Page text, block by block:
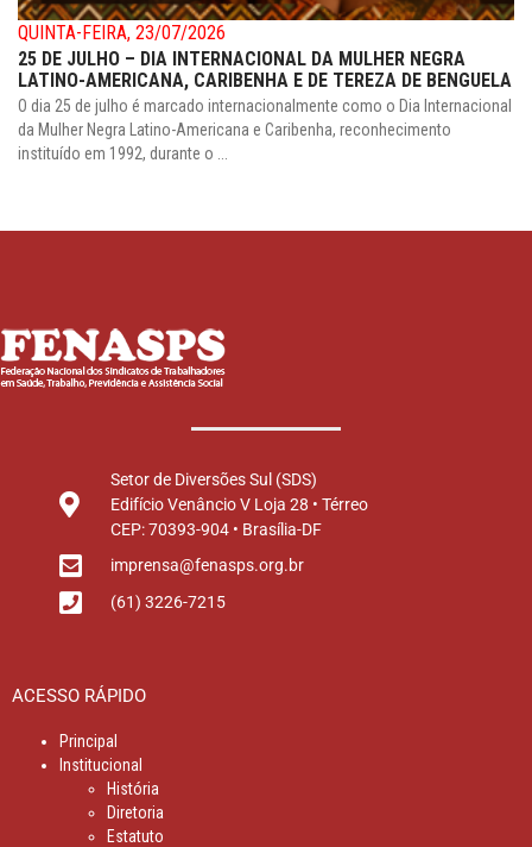
QUINTA-FEIRA, 23/07/2026
25 DE JULHO – DIA INTERNACIONAL DA MULHER NEGRA
LATINO-AMERICANA, CARIBENHA E DE TEREZA DE BENGUELA
O dia 25 de julho é marcado internacionalmente como o Dia Internacional
da Mulher Negra Latino-Americana e Caribenha, reconhecimento
instituído em 1992, durante o ...
Setor de Diversões Sul (SDS)
Edifício Venâncio V Loja 28 • Térreo
CEP: 70393-904 • Brasília-DF
imprensa@fenasps.org.br
(61) 3226-7215
ACESSO RÁPIDO
Principal
Institucional
História
Diretoria
Estatuto